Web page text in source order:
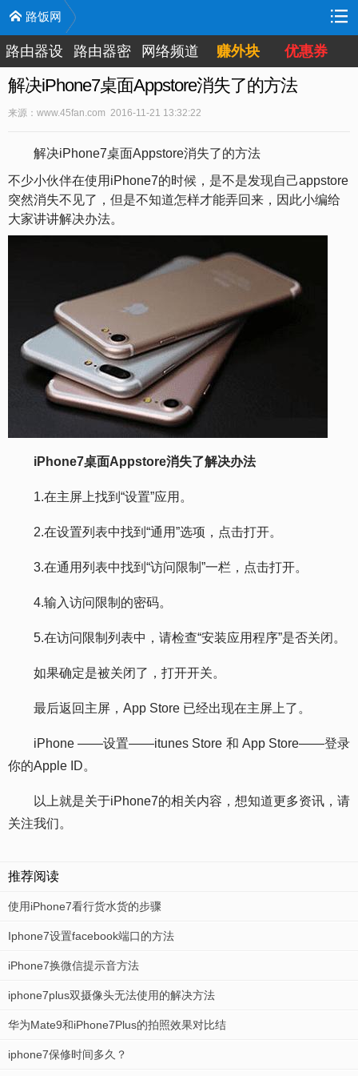
路饭网
路由器设
置
路由器密
码
网络频道 赚外块 优惠券
解决iPhone7桌面Appstore消失了的方法
来源：www.45fan.com 2016-11-21 13:32:22
解决iPhone7桌面Appstore消失了的方法
不少小伙伴在使用iPhone7的时候，是不是发现自己appstore
突然消失不见了，但是不知道怎样才能弄回来，因此小编给
大家讲讲解决办法。
iPhone7桌面Appstore消失了解决办法
1.在主屏上找到“设置”应用。
2.在设置列表中找到“通用”选项，点击打开。
3.在通用列表中找到“访问限制”一栏，点击打开。
4.输入访问限制的密码。
5.在访问限制列表中，请检查“安装应用程序”是否关闭。
如果确定是被关闭了，打开开关。
最后返回主屏，App Store 已经出现在主屏上了。
iPhone ——设置——itunes Store 和 App Store——登录
你的Apple ID。
以上就是关于iPhone7的相关内容，想知道更多资讯，请
关注我们。
推荐阅读
使用iPhone7看行货水货的步骤
Iphone7设置facebook端口的方法
iPhone7换微信提示音方法
iphone7plus双摄像头无法使用的解决方法
华为Mate9和iPhone7Plus的拍照效果对比结
iphone7保修时间多久？